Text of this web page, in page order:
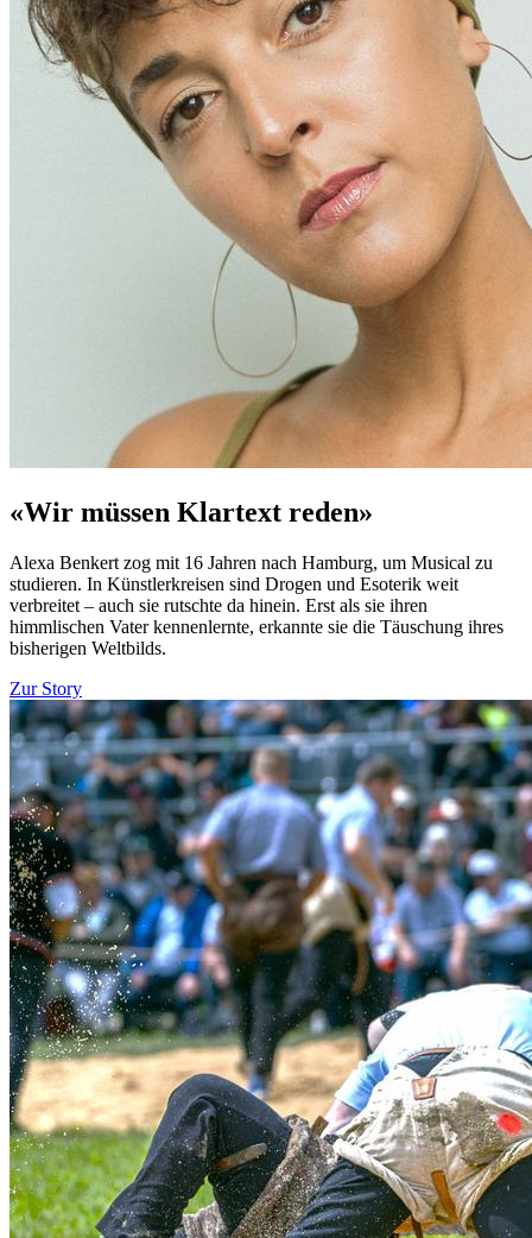
«Wir müssen Klartext reden»
Alexa Benkert zog mit 16 Jahren nach Hamburg, um Musical zu
studieren. In Künstlerkreisen sind Drogen und Esoterik weit
verbreitet – auch sie rutschte da hinein. Erst als sie ihren
himmlischen Vater kennenlernte, erkannte sie die Täuschung ihres
bisherigen Weltbilds.
Zur Story